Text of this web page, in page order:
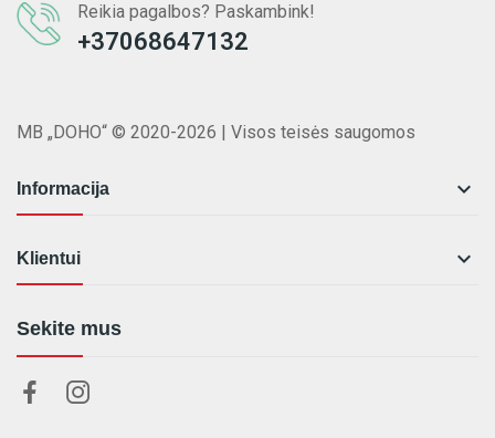
Reikia pagalbos? Paskambink!
+37068647132
MB „DOHO“ © 2020-2026 | Visos teisės saugomos
Informacija 
Klientui 
Sekite mus